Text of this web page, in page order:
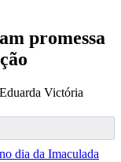
promessa
Victória